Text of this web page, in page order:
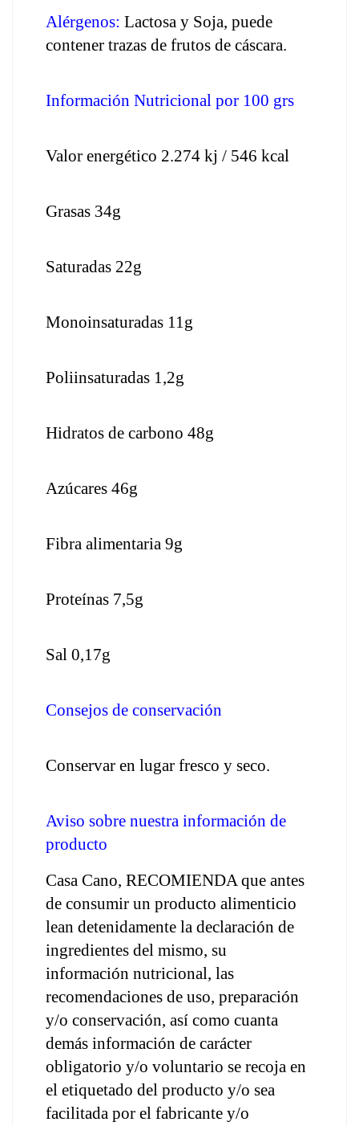
Alérgenos: Lactosa y Soja, puede
contener trazas de frutos de cáscara.
Información Nutricional por 100 grs
Valor energético 2.274 kj / 546 kcal
Grasas 34g
Saturadas 22g
Monoinsaturadas 11g
Poliinsaturadas 1,2g
Hidratos de carbono 48g
Azúcares 46g
Fibra alimentaria 9g
Proteínas 7,5g
Sal 0,17g
Consejos de conservación
Conservar en lugar fresco y seco.
Aviso sobre nuestra información de
producto
Casa Cano, RECOMIENDA que antes
de consumir un producto alimenticio
lean detenidamente la declaración de
ingredientes del mismo, su
información nutricional, las
recomendaciones de uso, preparación
y/o conservación, así como cuanta
demás información de carácter
obligatorio y/o voluntario se recoja en
el etiquetado del producto y/o sea
facilitada por el fabricante y/o